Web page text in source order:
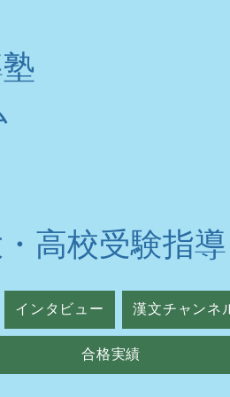
高校受験指導
インタビュー 漢文チャンネ
合格実績